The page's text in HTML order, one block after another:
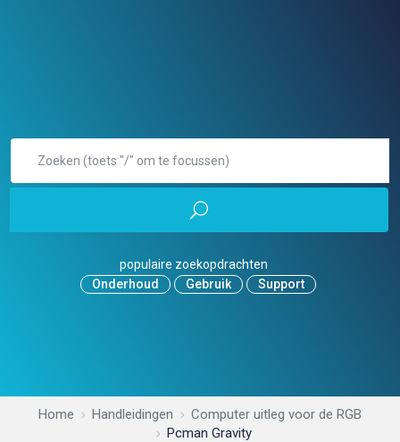
populaire zoekopdrachten
Onderhoud
Gebruik Support
Home Handleidingen
Computer uitleg voor de RGB
Pcman Gravity